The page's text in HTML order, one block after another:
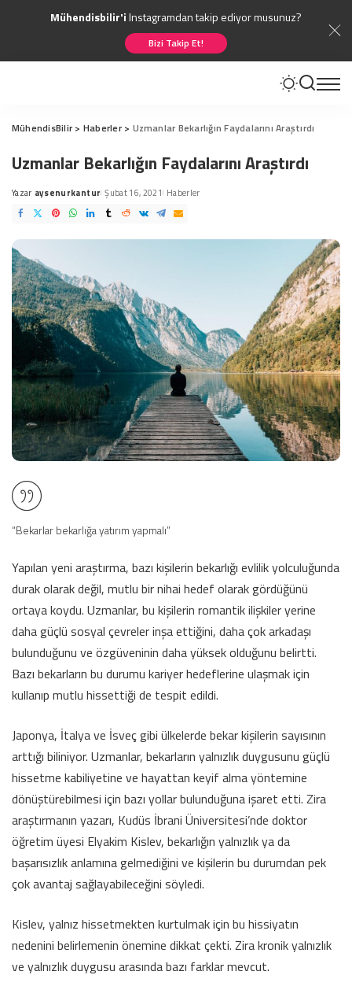
Mühendisbilir'iInstagramdan takip ediyor musunuz?
Bizi Takip Et!
MühendisBilir > Haberler> Uzmanlar Bekarlığın Faydalarını Araştırdı
Uzmanlar Bekarlığın Faydalarını Araştırdı
Posted
by
Yazar aysenurkantur Şubat 16, 2021 Haberler
“Bekarlar bekarlığa yatırım yapmalı”
Yapılan yeni araştırma, bazı kişilerin bekarlığı evlilik yolculuğunda
durak olarak değil, mutlu bir nihai hedef olarak gördüğünü
ortaya koydu. Uzmanlar, bu kişilerin romantik ilişkiler yerine
daha güçlü sosyal çevreler inşa ettiğini, daha çok arkadaşı
bulunduğunu ve özgüveninin daha yüksek olduğunu belirtti.
Bazı bekarların bu durumu kariyer hedeflerine ulaşmak için
kullanıp mutlu hissettiği de tespit edildi.
Japonya, İtalya ve İsveç gibi ülkelerde bekar kişilerin sayısının
arttığı biliniyor. Uzmanlar, bekarların yalnızlık duygusunu güçlü
hissetme kabiliyetine ve hayattan keyif alma yöntemine
dönüştürebilmesi için bazı yollar bulunduğuna işaret etti. Zira
araştırmanın yazarı, Kudüs İbrani Üniversitesi’nde doktor
öğretim üyesi Elyakim Kislev, bekarlığın yalnızlık ya da
başarısızlık anlamına gelmediğini ve kişilerin bu durumdan pek
çok avantaj sağlayabileceğini söyledi.
Kislev, yalnız hissetmekten kurtulmak için bu hissiyatın
nedenini belirlemenin önemine dikkat çekti. Zira kronik yalnızlık
ve yalnızlık duygusu arasında bazı farklar mevcut.